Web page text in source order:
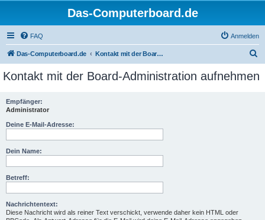
Das-Computerboard.de
FAQ Anmelden
Das-Computerboard.de Kontakt mit der Board-Administration aufnehmen
c
Kontakt mit der Board-Administration aufnehmen
Empfänger:
Administrator
Deine E-Mail-Adresse:
Dein Name:
Betreff:
Nachrichtentext:
Diese Nachricht wird als reiner Text verschickt, verwende daher kein HTML oder